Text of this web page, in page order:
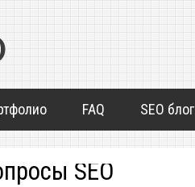
FAQ SEO блог
SEO